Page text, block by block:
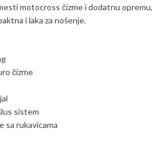
motocross čizme i dodatnu opremu,
i laka za nošenje.
čizme
sistem
sa rukavicama